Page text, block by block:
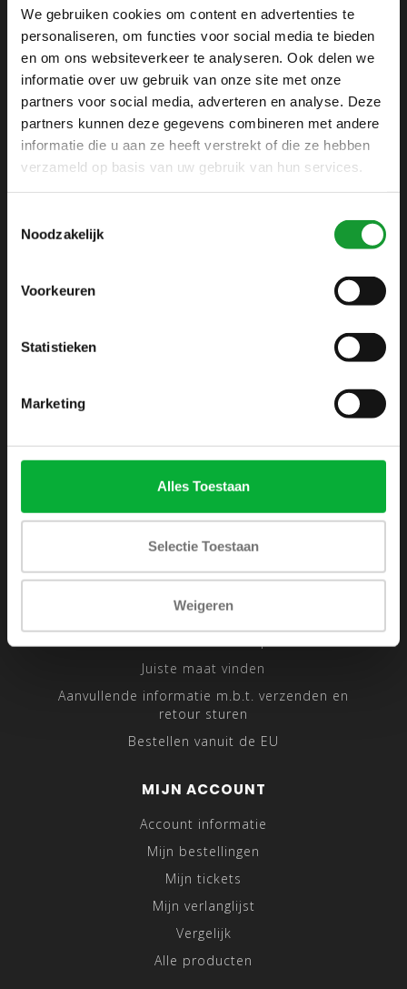
We gebruiken cookies om content en advertenties te
personaliseren, om functies voor social media te bieden
en om ons websiteverkeer te analyseren. Ook delen we
informatie over uw gebruik van onze site met onze
partners voor social media, adverteren en analyse. Deze
partners kunnen deze gegevens combineren met andere
informatie die u aan ze heeft verstrekt of die ze hebben
verzameld op basis van uw gebruik van hun services.
Noodzakelijk
Voorkeuren
Statistieken
Marketing
Alles Toestaan
Selectie Toestaan
Weigeren
Webshop voor mannen
Zijlijnstraat 24
1433 DC
+31 6 42 52 32 80
+31 6 42 52 32 80
Disclaimer
Privacy Policy
Sitemap
Traveling Tailor
Juiste maat vinden
Aanvullende informatie m.b.t. verzenden en
retour sturen
Bestellen vanuit de EU
MIJN ACCOUNT
Account informatie
Mijn bestellingen
Mijn tickets
Mijn verlanglijst
Vergelijk
Alle producten